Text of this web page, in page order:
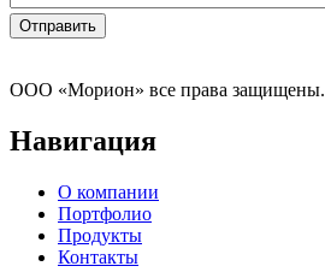
ООО «Морион» все права защищены.
Навигация
О компании
Портфолио
Продукты
Контакты